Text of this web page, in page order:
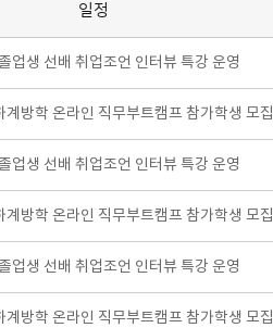
일정
업생 선배 취업조언 인터뷰 특강 운영
방학 온라인 직무부트캠프 참가학생 모집
업생 선배 취업조언 인터뷰 특강 운영
방학 온라인 직무부트캠프 참가학생 모집
업생 선배 취업조언 인터뷰 특강 운영
방학 온라인 직무부트캠프 참가학생 모집